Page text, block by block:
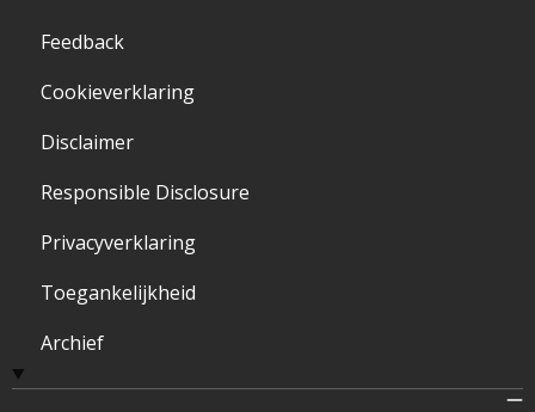
Feedback
Cookieverklaring
Disclaimer
Responsible Disclosure
Privacyverklaring
Toegankelijkheid
Archief